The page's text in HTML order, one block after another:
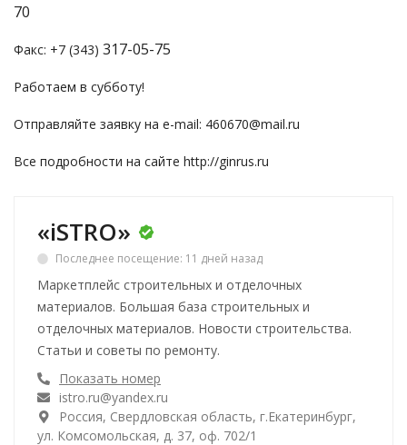
70
Факс: +7 (343) 317-05-75
Работаем в субботу!
Отправляйте заявку на e-mail: 460670@mail.ru
Все подробности на сайте http://ginrus.ru
«iSTRO»
Последнее посещение: 11 дней назад
Маркетплейс строительных и отделочных
материалов. Большая база строительных и
отделочных материалов. Новости строительства.
Статьи и советы по ремонту.
Показать номер
istro.ru@yandex.ru
Россия, Свердловская область, г.Екатеринбург,
ул. Комсомольская, д. 37, оф. 702/1